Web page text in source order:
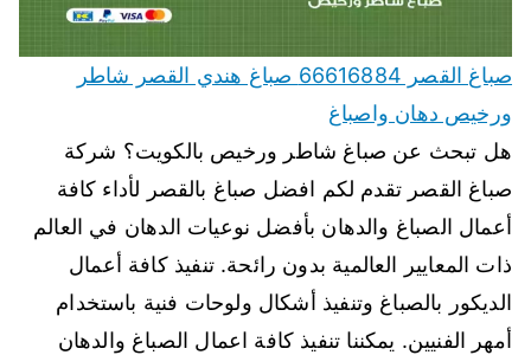
صباغ القصر 66616884 صباغ هندي القصر شاطر
ورخيص دهان واصباغ
هل تبحث عن صباغ شاطر ورخيص بالكويت؟ شركة
صباغ القصر تقدم لكم افضل صباغ بالقصر لأداء كافة
أعمال الصباغ والدهان بأفضل نوعيات الدهان في العالم
ذات المعايير العالمية بدون رائحة. تنفيذ كافة أعمال
الديكور بالصباغ وتنفيذ أشكال ولوحات فنية باستخدام
أمهر الفنيين. يمكننا تنفيذ كافة اعمال الصباغ والدهان